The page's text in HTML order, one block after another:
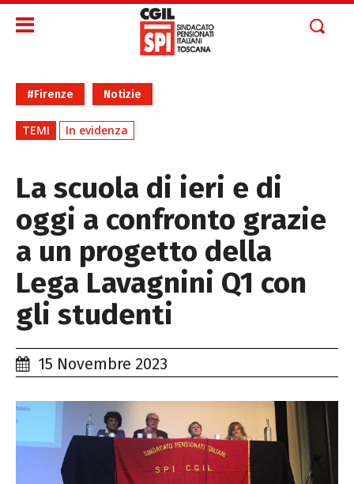
#Firenze Notizie
TEMI In evidenza
La scuola di ieri e di
oggi a confronto grazie
a un progetto della
Lega Lavagnini Q1 con
gli studenti
15 Novembre 2023